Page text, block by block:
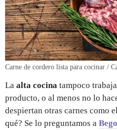
Carne de cordero lista para cocinar /
La alta cocina tampoco
producto, o al menos no lo
despiertan otras carnes como
qué? Se lo preguntamos a